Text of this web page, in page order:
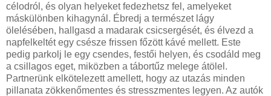
célodról, és olyan helyeket fedezhetsz fel, amelyeket
máskülönben kihagynál. Ébredj a természet lágy
ölelésében, hallgasd a madarak csicsergését, és élvezd a
napfelkeltét egy csésze frissen főzött kávé mellett. Este
pedig parkolj le egy csendes, festői helyen, és csodáld meg
a csillagos eget, miközben a tábortűz melege átölel.
Partnerünk elkötelezett amellett, hogy az utazás minden
pillanata zökkenőmentes és stresszmentes legyen. Az autók